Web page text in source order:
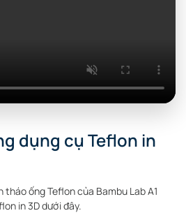
dụng cụ Teflon in
ống Teflon của Bambu Lab A1
in 3D dưới đây.